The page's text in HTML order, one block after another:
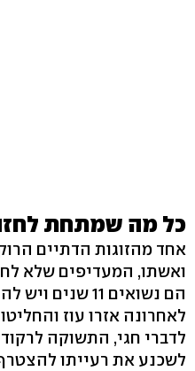
כל מה שמתחת
אחד מהזוגות הדתיים
ואשתו, המעדיפים שלא
הם נשואים 11
לאחרונה אזרו עוז
לדברי חגי, התשוקה
לשכנע את רעייתו